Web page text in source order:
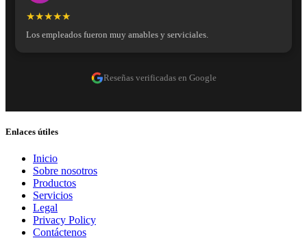
★★★★★
Los empleados fueron muy amables y serviciales.
Reseñas verificadas en Google
Enlaces útiles
Inicio
Sobre nosotros
Productos
Servicios
Legal
Privacy Policy
Contáctenos